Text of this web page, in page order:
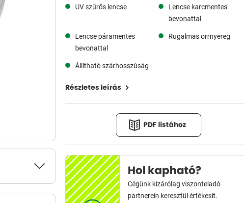
UV szűrős lencse
Lencse karcmentes
bevonattal
Lencse páramentes
bevonattal
Rugalmas orrnyereg
Állítható szárhosszúság
Részletes leírás
PDF listához
Hol kapható?
Cégünk kizárólag viszonteladó
partnerein keresztül értékesít.